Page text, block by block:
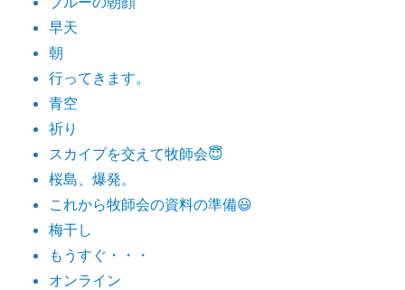
早天
朝
行ってきます。
青空
祈り
スカイプを交えて牧師会😇
桜島、爆発。
これから牧師会の資料の準備😃
梅干し
もうすぐ・・・
オンライン